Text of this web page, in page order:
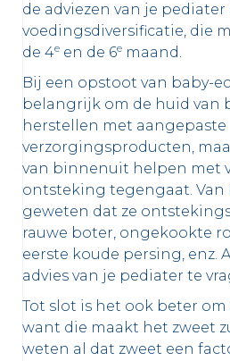
de adviezen van je
voedingsdiversificatie, die
de 4e en de 6e maand.
Bij een opstoot van baby-
belangrijk om de huid van
herstellen met aangepaste
verzorgingsproducten,
van binnenuit helpen met
ontsteking tegengaat. Van
geweten dat ze
rauwe boter, ongekookte
eerste koude persing, enz.
advies van je pediater te
Tot slot is het ook beter
want die maakt het zweet
weten al dat zweet een